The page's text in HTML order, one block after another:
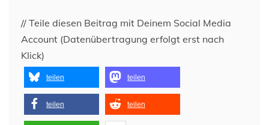
// Teile diesen Beitrag mit Deinem Social Media
Account (Datenübertragung erfolgt erst nach
Klick)
teilen teilen
teilen teilen